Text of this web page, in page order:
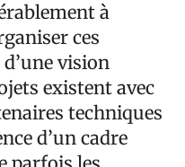
à
ces
vision
existent avec
techniques
d’un cadre